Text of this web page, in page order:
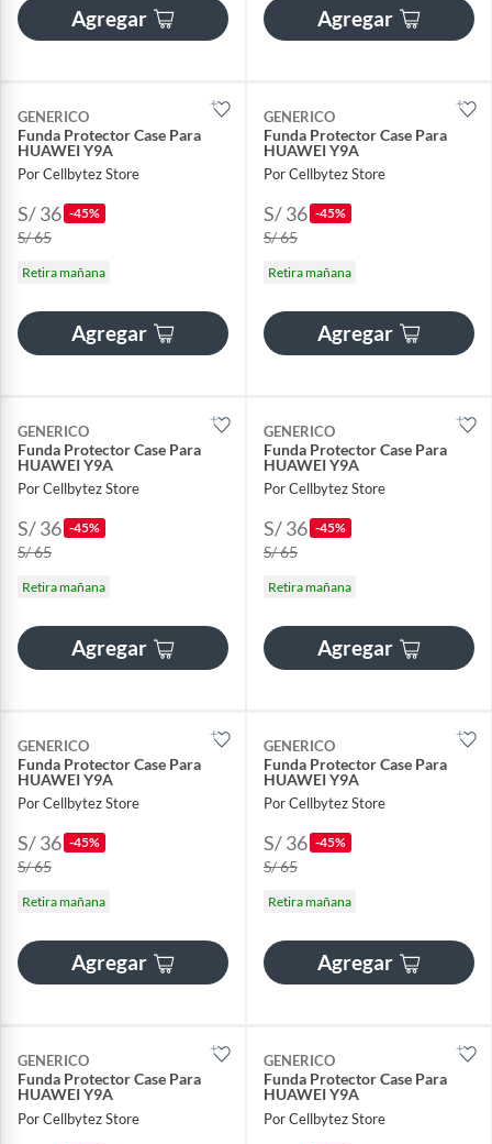
Agregar Agregar
GENERICO
Funda Protector Case Para
HUAWEI Y9A
Por Cellbytez Store
S/ 36 -45%
S/ 65
Retira mañana
Agregar
GENERICO
Funda Protector Case Para
HUAWEI Y9A
Por Cellbytez Store
S/ 36 -45%
S/ 65
Retira mañana
Agregar
GENERICO
Funda Protector Case Para
HUAWEI Y9A
Por Cellbytez Store
S/ 36 -45%
S/ 65
Retira mañana
Agregar
GENERICO
Funda Protector Case Para
HUAWEI Y9A
Por Cellbytez Store
S/ 36 -45%
S/ 65
Retira mañana
Agregar
GENERICO
Funda Protector Case Para
HUAWEI Y9A
Por Cellbytez Store
S/ 36 -45%
S/ 65
Retira mañana
Agregar
GENERICO
Funda Protector Case Para
HUAWEI Y9A
Por Cellbytez Store
S/ 36 -45%
S/ 65
Retira mañana
Agregar
GENERICO
Funda Protector Case Para
HUAWEI Y9A
Por Cellbytez Store
GENERICO
Funda Protector Case Para
HUAWEI Y9A
Por Cellbytez Store